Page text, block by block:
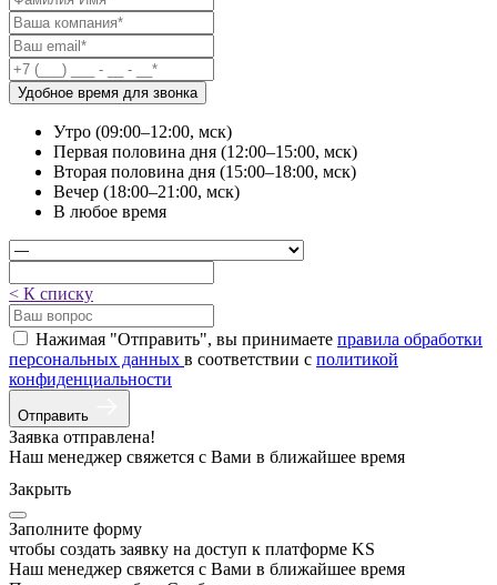
Удобное время для звонка
Утро (09:00–12:00, мск)
Первая половина дня (12:00–15:00, мск)
Вторая половина дня (15:00–18:00, мск)
Вечер (18:00–21:00, мск)
В любое время
< К списку
Нажимая "Отправить", вы принимаете правила обработки
персональных данных в соответствии с политикой
конфиденциальности
Отправить
Заявка отправлена!
Наш менеджер свяжется с Вами в ближайшее время
Закрыть
Заполните форму
чтобы создать заявку на доступ к платформе KS
Наш менеджер свяжется с Вами в ближайшее время